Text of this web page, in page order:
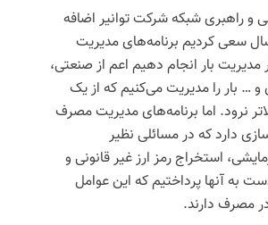
و راهبری شبکه شرکت توانیر اضافه
سعی کردیم برنامه‌های مدیریت
مدیریت بار انجام دهیم اعم از صنعتی،
و … بار را مدیریت می‌کنیم که از یک
نرود. اما برنامه‌های مدیریت مصرف
دارد که در مسائلی نظیر
استخراج رمز ارز غیر قانونی و
به آنها پرداختیم که این عوامل
مصرف دارند.